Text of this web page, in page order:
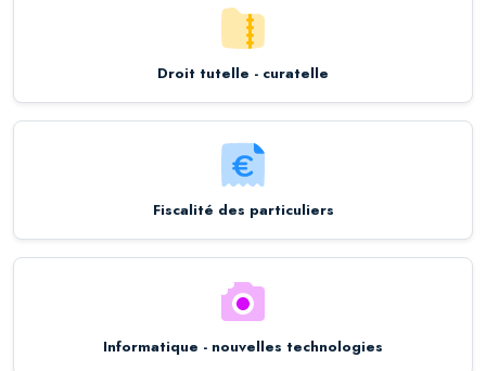
Droit tutelle - curatelle
Fiscalité des particuliers
Informatique - nouvelles technologies